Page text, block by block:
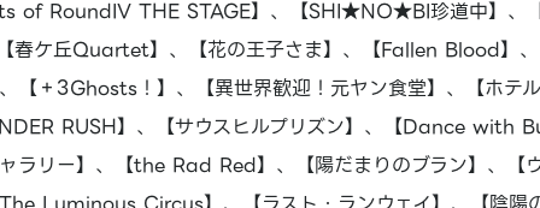
of RoundIV THE STAGE】、【SHI★NO★BI珍道中】、
春ケ丘Quartet】、【花の王子さま】、【Fallen Blood】
【＋3Ghosts！】、【異世界歓迎！元ヤン食堂】、【ホテ
RUSH】、【サウスヒルプリズン】、【Dance with
ラリー】、【the Rad Red】、【陽だまりのブラン】、【